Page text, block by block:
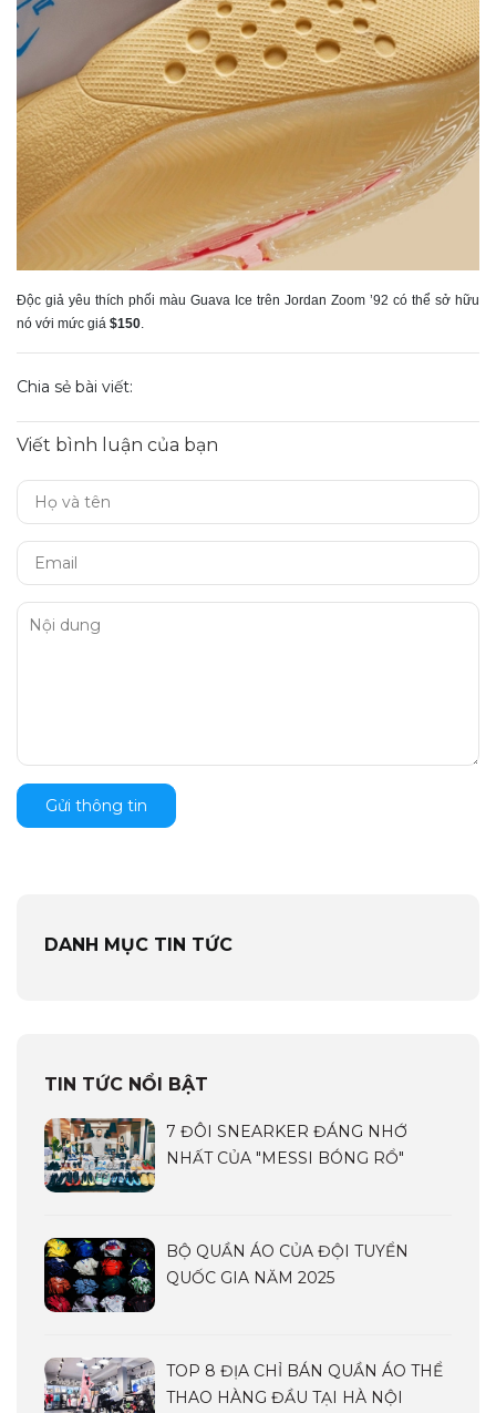
Độc giả yêu thích phối màu Guava Ice trên Jordan Zoom ’92 có thể sở hữu
nó với mức giá $150.
Chia sẻ bài viết:
Viết bình luận của bạn
Gửi thông tin
DANH MỤC TIN TỨC
TIN TỨC NỔI BẬT
7 ĐÔI SNEARKER ĐÁNG NHỚ
NHẤT CỦA "MESSI BÓNG RỔ"
BỘ QUẦN ÁO CỦA ĐỘI TUYỂN
QUỐC GIA NĂM 2025
TOP 8 ĐỊA CHỈ BÁN QUẦN ÁO THỂ
THAO HÀNG ĐẦU TẠI HÀ NỘI